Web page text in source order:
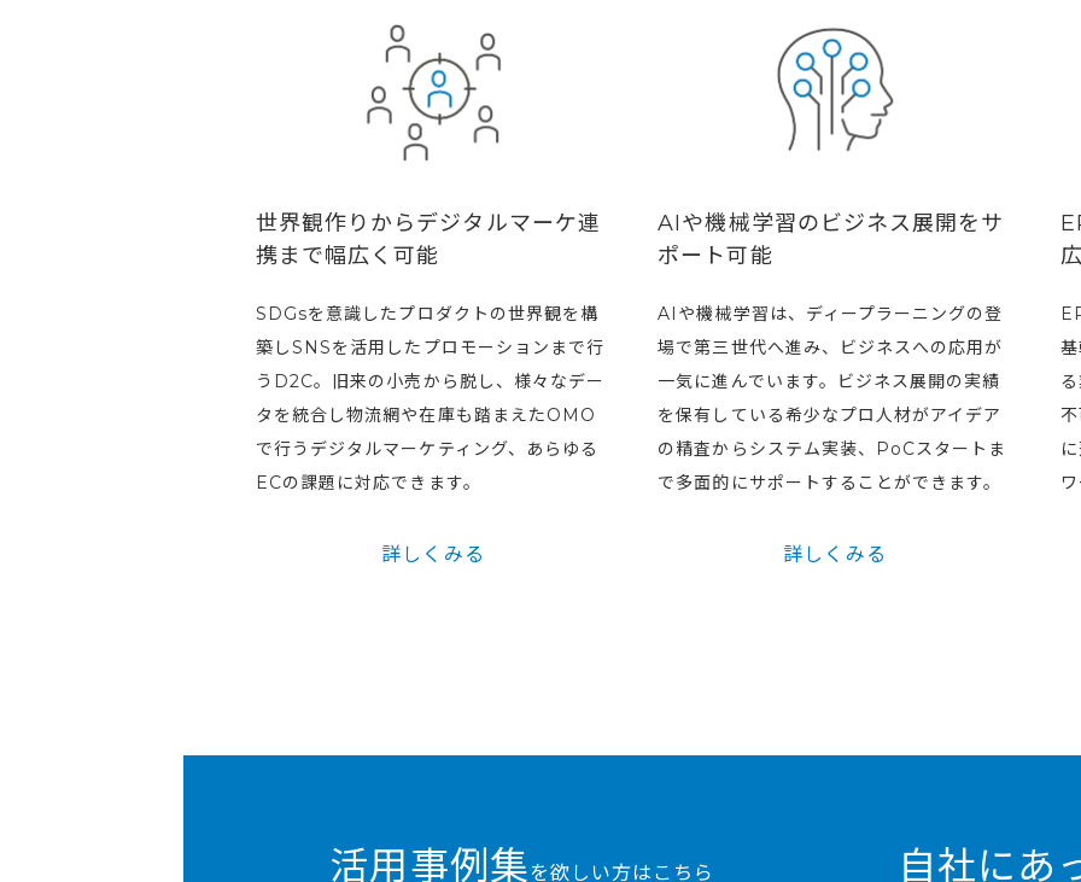
世界観作りからデジタルマーケ連
携まで幅広く可能
SDGsを意識したプロダクトの世界観を構
築しSNSを活用したプロモーションまで行
うD2C。旧来の小売から脱し、様々なデー
タを統合し物流網や在庫も踏まえたOMO
で行うデジタルマーケティング、あらゆる
ECの課題に対応できます。
詳しくみる
AIや機械学習のビジネス展開をサ
ポート可能
AIや機械学習は、ディープラーニングの登
場で第三世代へ進み、ビジネスへの応用が
一気に進んでいます。ビジネス展開の実績
を保有している希少なプロ人材がアイデア
の精査からシステム実装、PoCスタートま
で多面的にサポートすることができます。
詳しくみる
活用事例集を欲しい方はこちら 自社にあ